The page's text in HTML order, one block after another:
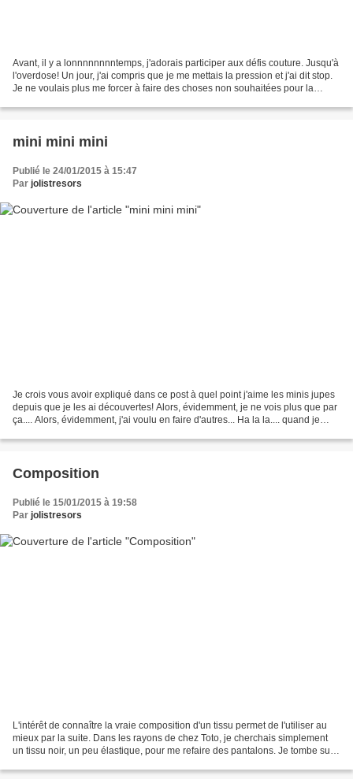
Avant, il y a lonnnnnnnntemps, j'adorais participer aux défis couture. Jusqu'à
l'overdose! Un jour, j'ai compris que je me mettais la pression et j'ai dit stop.
Je ne voulais plus me forcer à faire des choses non souhaitées pour la
mini mini mini
Publié le 24/01/2015 à 15:47
Par jolistresors
Je crois vous avoir expliqué dans ce post à quel point j'aime les minis jupes
depuis que je les ai découvertes! Alors, évidemment, je ne vois plus que par
ça.... Alors, évidemment, j'ai voulu en faire d'autres... Ha la la.... quand je
Composition
Publié le 15/01/2015 à 19:58
Par jolistresors
L'intérêt de connaître la vraie composition d'un tissu permet de l'utiliser au
mieux par la suite. Dans les rayons de chez Toto, je cherchais simplement
un tissu noir, un peu élastique, pour me refaire des pantalons. Je tombe sur